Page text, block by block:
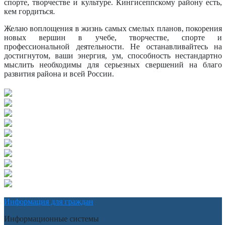
спорте, творчестве и культуре. Кингисеппскому району есть,
кем гордиться.
Желаю воплощения в жизнь самых смелых планов, покорения
новых вершин в учебе, творчестве, спорте и
профессиональной деятельности. Не останавливайтесь на
достигнутом, ваши энергия, ум, способность нестандартно
мыслить необходимы для серьезных свершений на благо
развития района и всей России.
Информация для граждан
Информационные системы